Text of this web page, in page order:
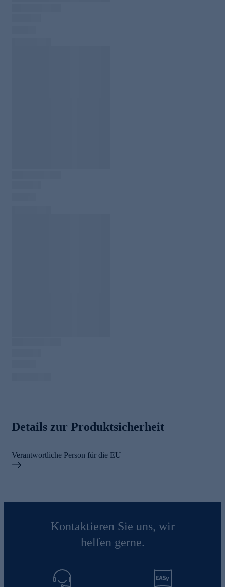
Details zur Produktsicherheit
Verantwortliche Person für die EU
Kontaktieren Sie uns, wir
helfen gerne.